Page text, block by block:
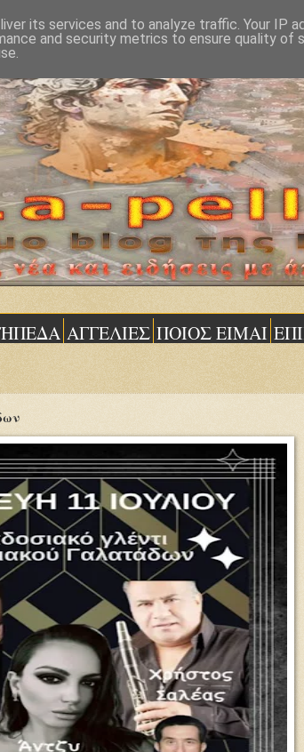
ΑΓΓΕΛΙΕΣ ΠΟΙΟΣ ΕΙΜΑΙ
its services and to analyze traffic. Your IP
and security metrics to ensure quality of